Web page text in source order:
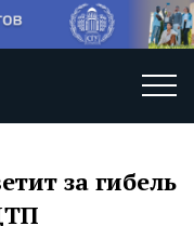
за гибель